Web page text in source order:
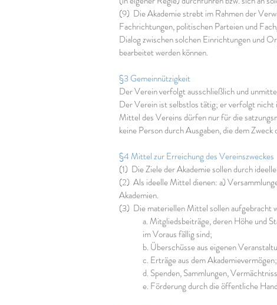
(9) Die Akademie strebt im Rahmen der
Fachrichtungen, politischen Parteien und
Dialog zwischen solchen Einrichtungen und
bearbeitet werden können.
§3 Gemeinnützigkeit
Der Verein verfolgt ausschließlich und
Der Verein ist selbstlos tätig; er verfolgt
Mittel des Vereins dürfen nur für die
keine Person durch Ausgaben, die dem
§4 Mittel zur Erreichung des Vereinszweckes
(1) Die Ziele der Akademie sollen durch
(2) Als ideelle Mittel dienen: a)
Akademien.
(3) Die materiellen Mittel sollen aufgebracht
a. Mitgliedsbeiträge, deren Höhe und
im Voraus fällig sind;
b. Überschüsse aus eigenen
c. Erträge aus dem Akademievermögen;
d. Spenden, Sammlungen,
e. Förderung durch die öffentliche